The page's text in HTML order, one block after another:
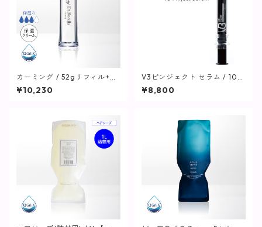
カーミング / 52gリフィル+専
用ボトル【保湿クリーム】
¥10,230
V3ピンジェクト セラム / 10m
l【SPICARE】
¥8,800